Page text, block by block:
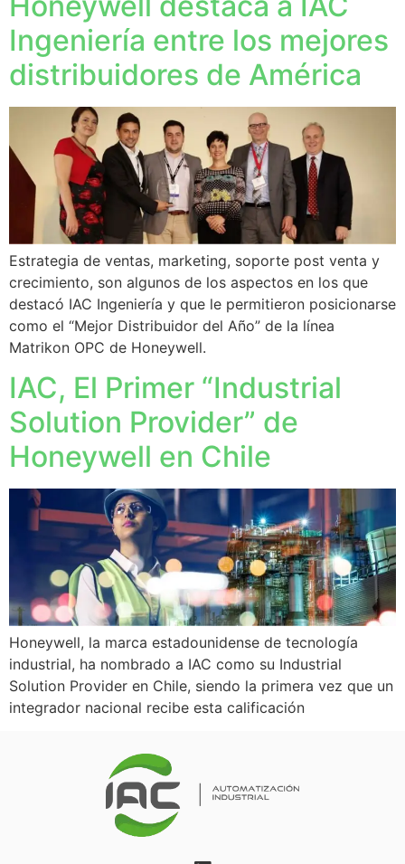
Ingeniería entre los mejores
distribuidores de América
Estrategia de ventas, marketing, soporte post venta y
crecimiento, son algunos de los aspectos en los que
destacó IAC Ingeniería y que le permitieron posicionarse
como el “Mejor Distribuidor del Año” de la línea
Matrikon OPC de Honeywell.
IAC, El Primer “Industrial
Solution Provider” de
Honeywell en Chile
Honeywell, la marca estadounidense de tecnología
industrial, ha nombrado a IAC como su Industrial
Solution Provider en Chile, siendo la primera vez que un
integrador nacional recibe esta calificación